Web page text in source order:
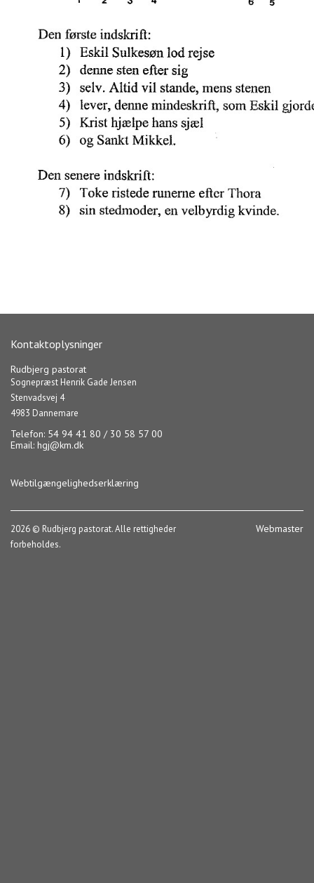
Kontaktoplysninger
Rudbjerg pastorat
Sognepræst Henrik Gade Jensen
Stenvadsvej 4
4983 Dannemare
Telefon: 54 94 41 80 / 30 58 57 00
Email: hgj@km.dk
Webtilgængelighedserklæring
2026 © Rudbjerg pastorat. Alle rettigheder
forbeholdes.
Webmaster